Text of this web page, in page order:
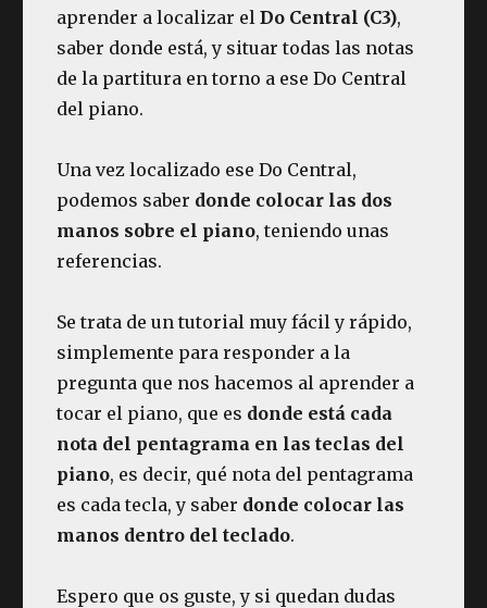
aprender a localizar elDo Central (C3),
saber donde está, y situar todas las notas
de la partitura en torno a ese Do Central
del piano.
Una vez localizado ese Do Central,
podemos saber donde colocar las dos
manos sobre el piano, teniendo unas
referencias.
Se trata de un tutorial muy fácil y rápido,
simplemente para responder a la
pregunta que nos hacemos al aprender a
tocar el piano, que es donde está cada
nota del pentagrama en las teclas del
piano, es decir, qué nota del pentagrama
es cada tecla, y saber donde colocar las
manos dentro del teclado.
Espero que os guste, y si quedan dudas